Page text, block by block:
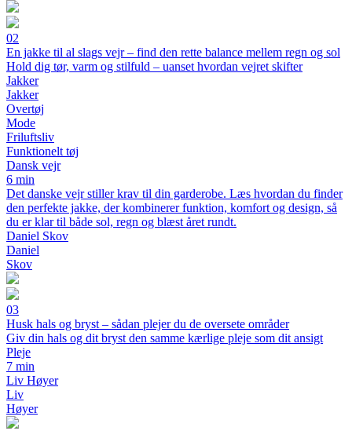
02
En jakke til al slags vejr – find den rette balance mellem regn og sol
Hold dig tør, varm og stilfuld – uanset hvordan vejret skifter
Jakker
Jakker
Overtøj
Mode
Friluftsliv
Funktionelt tøj
Dansk vejr
6 min
Det danske vejr stiller krav til din garderobe. Læs hvordan du finder
den perfekte jakke, der kombinerer funktion, komfort og design, så
du er klar til både sol, regn og blæst året rundt.
Daniel Skov
Daniel
Skov
03
Husk hals og bryst – sådan plejer du de oversete områder
Giv din hals og dit bryst den samme kærlige pleje som dit ansigt
Pleje
7 min
Liv Høyer
Liv
Høyer